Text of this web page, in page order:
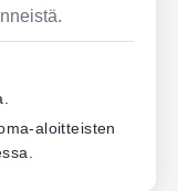
aloitteisten